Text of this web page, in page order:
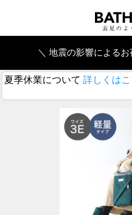
＼ 地震の影響による
夏季休業について 詳しくはこ